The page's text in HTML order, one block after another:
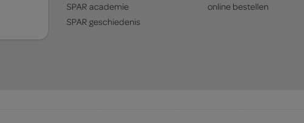
SPAR academie
SPAR geschiedenis
online bestellen